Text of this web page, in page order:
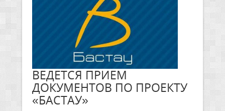
ВЕДЕТСЯ ПРИЕМ
ДОКУМЕНТОВ ПО ПРОЕКТУ
«БАСТАУ»